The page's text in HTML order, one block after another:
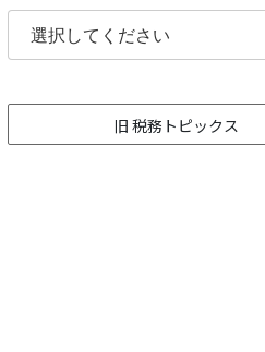
旧 税務トピックス